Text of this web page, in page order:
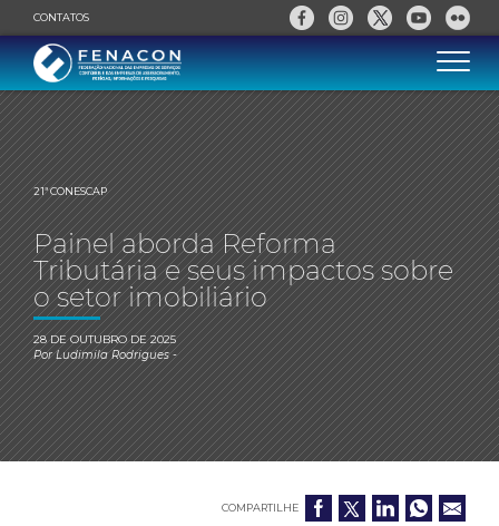
CONTATOS
21ª CONESCAP
Painel aborda Reforma
Tributária e seus impactos sobre
o setor imobiliário
28 DE OUTUBRO DE 2025
PorLudimila Rodrigues-
COMPARTILHE